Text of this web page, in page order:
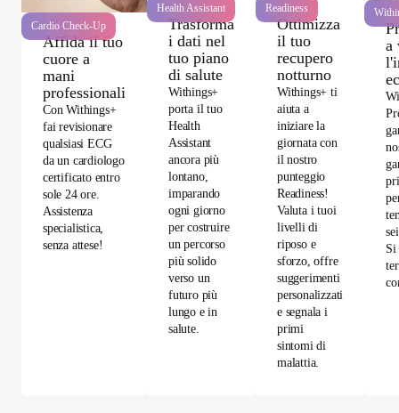
Cardio Check-Up
Affida il tuo
cuore a
mani
professionali
Con Withings+
fai revisionare
qualsiasi ECG
da un cardiologo
certificato entro
sole 24 ore.
Assistenza
specialistica,
senza attese!
Health Assistant
Trasforma
i dati nel
tuo piano
di salute
Withings+
porta il tuo
Health
Assistant
ancora più
lontano,
imparando
ogni giorno
per costruire
un percorso
più solido
verso un
futuro più
lungo e in
salute.
Readiness
Ottimizza
il tuo
recupero
notturno
Withings+ ti
aiuta a
iniziare la
giornata con
il nostro
punteggio
Readiness!
Valuta i tuoi
livelli di
riposo e
sforzo, offre
suggerimenti
personalizzati
e segnala i
primi
sintomi di
malattia.
a
Si